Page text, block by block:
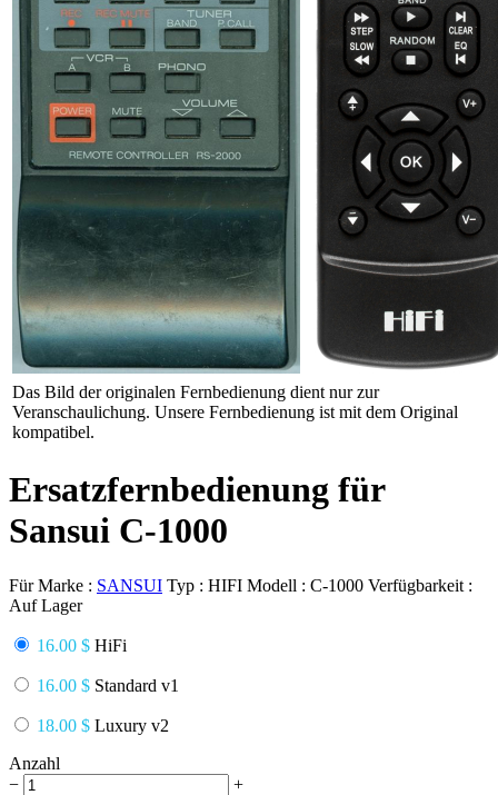
Das Bild der originalen Fernbedienung dient nur zur
Veranschaulichung. Unsere Fernbedienung ist mit dem Original
kompatibel.
Ersatzfernbedienung für
Sansui C-1000
Für Marke : SANSUI Typ : HIFI Modell : C-1000 Verfügbarkeit :
Auf Lager
16.00 $ HiFi
16.00 $ Standard v1
18.00 $ Luxury v2
Anzahl
−
+